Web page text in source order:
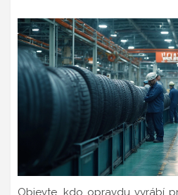
Objevte, kdo opravdu vyrábí